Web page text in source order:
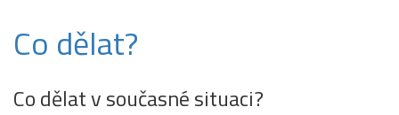
Co dělat?
Co dělat v současné situaci?